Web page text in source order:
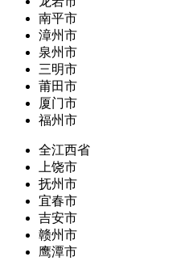
南平市
漳州市
泉州市
三明市
莆田市
厦门市
福州市
全江西省
上饶市
抚州市
宜春市
吉安市
赣州市
鹰潭市